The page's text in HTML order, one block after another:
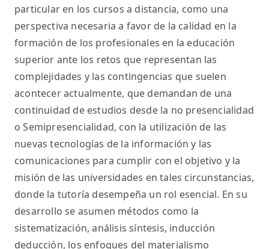
particular en los cursos a distancia, como una
perspectiva necesaria a favor de la calidad en la
formación de los profesionales en la educación
superior ante los retos que representan las
complejidades y las contingencias que suelen
acontecer actualmente, que demandan de una
continuidad de estudios desde la no presencialidad
o Semipresencialidad, con la utilización de las
nuevas tecnologías de la información y las
comunicaciones para cumplir con el objetivo y la
misión de las universidades en tales circunstancias,
donde la tutoría desempeña un rol esencial. En su
desarrollo se asumen métodos como la
sistematización, análisis síntesis, inducción
deducción, los enfoques del materialismo